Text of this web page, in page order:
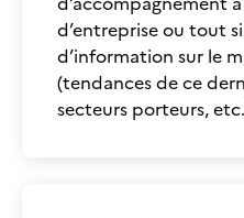
d’entreprise ou tout
d’information sur le
(tendances de ce
secteurs porteurs,